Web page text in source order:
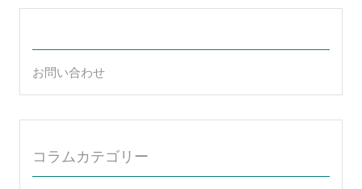
お問い合わせ
コラムカテゴリー